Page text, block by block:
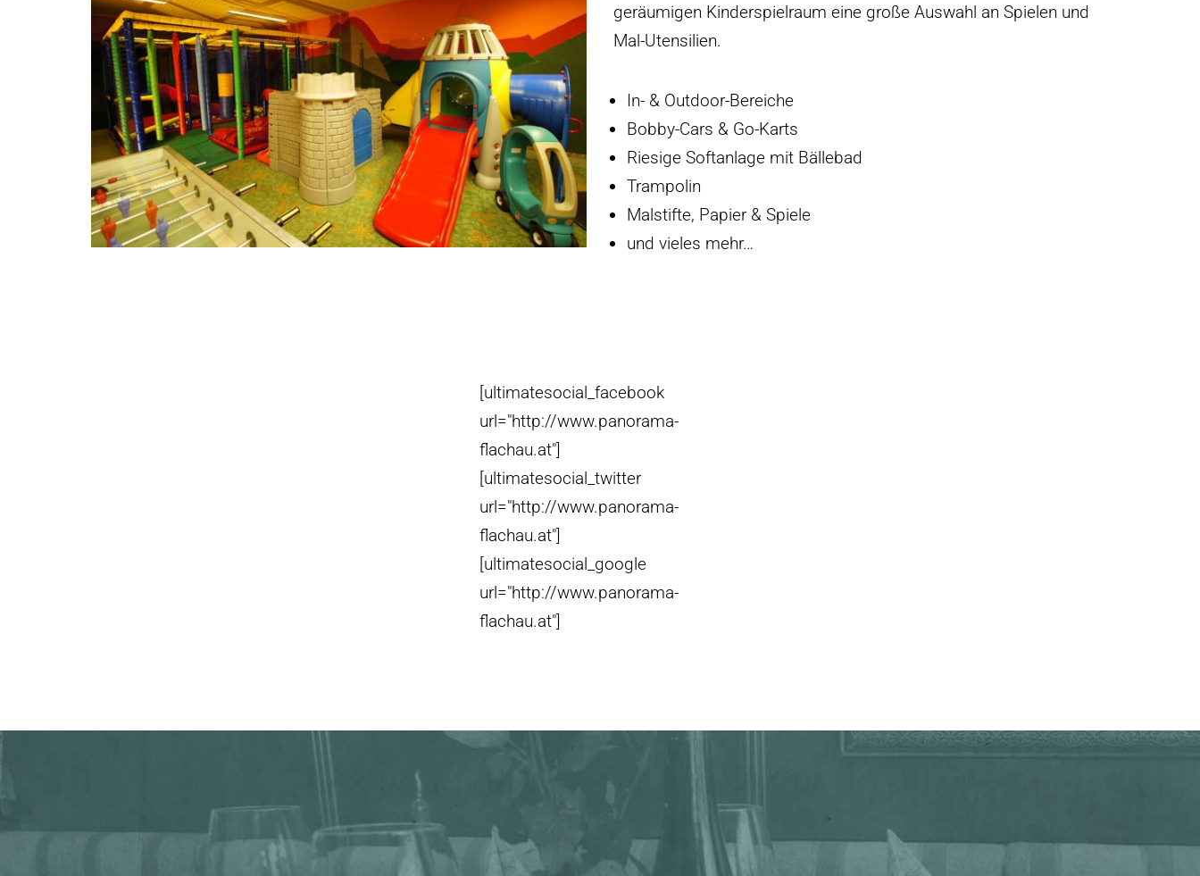
geräumigen Kinderspielraum eine große Auswahl an Spielen und
Mal-Utensilien.
In- & Outdoor-Bereiche
Bobby-Cars & Go-Karts
Riesige Softanlage mit Bällebad
Trampolin
Malstifte, Papier & Spiele
und vieles mehr…
[ultimatesocial_facebook
url="http://www.panorama-
flachau.at"]
[ultimatesocial_twitter
url="http://www.panorama-
flachau.at"]
[ultimatesocial_google
url="http://www.panorama-
flachau.at"]